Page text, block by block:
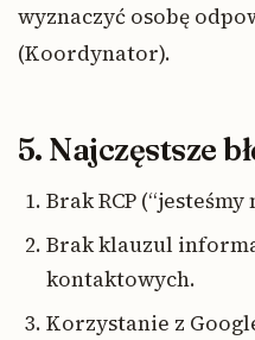
wyznaczyć osobę
(Koordynator).
5. Najczęstsze
Brak RCP
Brak klauzul
kontaktowych.
Korzystanie z